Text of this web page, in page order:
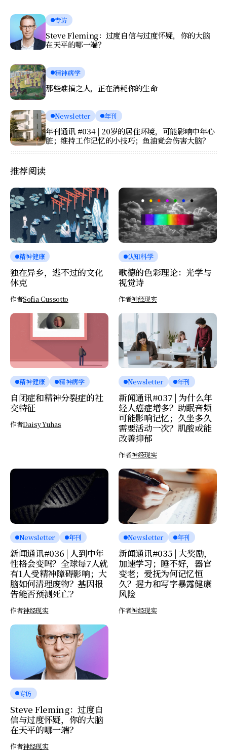
专访
Steve Fleming：过度自信与过度怀疑，你的大脑
在天平的哪一端？
精神病学
那些难搞之人，正在消耗你的生命
Newsletter 年刊
年刊通讯 #034 | 20岁的居住环境，可能影响中年心
脏；维持工作记忆的小技巧；鱼油竟会伤害大脑？
推荐阅读
精神健康
独在异乡，逃不过的文化
休克
作者Sofia Cussotto
认知科学
歌德的色彩理论：光学与
视觉诗
作者神经现实
精神健康 精神病学
自闭症和精神分裂症的社
交特征
作者Daisy Yuhas
Newsletter 年刊
新闻通讯#037 | 为什么年
轻人癌症增多？助眠音频
可能影响记忆；久坐多久
需要活动一次？肌酸或能
改善抑郁
作者神经现实
Newsletter 年刊
新闻通讯#036 | 人到中年
性格会变吗？全球每7人就
有1人受精神障碍影响；大
脑如何清理废物？基因报
告能否预测死亡？
作者神经现实
Newsletter 年刊
新闻通讯#035 | 大奖励，
加速学习；睡不好，器官
变老；爱抚为何记忆恒
久？握力和写字暴露健康
风险
作者神经现实
专访
Steve Fleming：过度自
信与过度怀疑，你的大脑
在天平的哪一端？
作者神经现实